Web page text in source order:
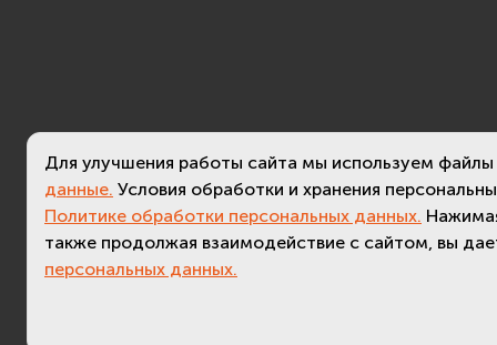
Для улучшения работы сайта мы используем файлы
данные. Условия обработки и хранения
Политике обработки персональных данных.
также продолжая взаимодействие с сайтом, вы
персональных данных.